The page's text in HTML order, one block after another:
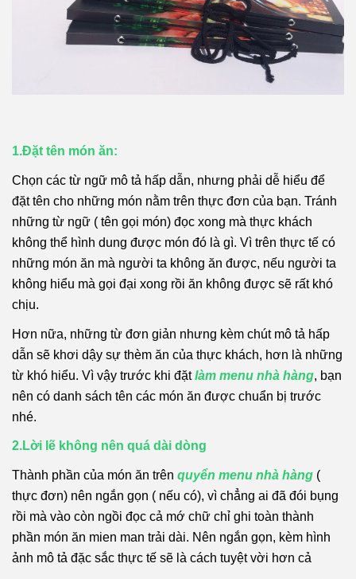
1.Đặt tên món ăn:
Chọn các từ ngữ mô tả hấp dẫn, nhưng phải dễ hiểu để
đặt tên cho những món nằm trên thực đơn của bạn. Tránh
những từ ngữ ( tên gọi món) đọc xong mà thực khách
không thể hình dung được món đó là gì. Vì trên thực tế có
những món ăn mà người ta không ăn được, nếu người ta
không hiểu mà gọi đại xong rồi ăn không được sẽ rất khó
chịu.
Hơn nữa, những từ đơn giản nhưng kèm chút mô tả hấp
dẫn sẽ khơi dậy sự thèm ăn của thực khách, hơn là những
từ khó hiểu. Vì vậy trước khi đặtlàm menu nhà hàng, bạn
nên có danh sách tên các món ăn được chuẩn bị trước
nhé.
2.Lời lẽ không nên quá dài dòng
Thành phần của món ăn trên quyển menu nhà hàng (
thực đơn) nên ngắn gọn ( nếu có), vì chẳng ai đã đói bụng
rồi mà vào còn ngồi đọc cả mớ chữ chỉ ghi toàn thành
phần món ăn mien man trải dài. Nên ngắn gọn, kèm hình
ảnh mô tả đặc sắc thực tế sẽ là cách tuyệt vời hơn cả